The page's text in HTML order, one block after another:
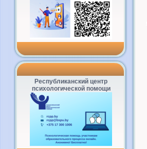
Республиканский центр
психологической помощи